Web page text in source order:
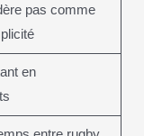
pas comme
en